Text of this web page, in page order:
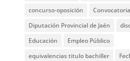
concurso-oposición
Convocatoria
Diputación Provincial de Jaén
Educación
Empleo Público
equivalencias titulo bachiller